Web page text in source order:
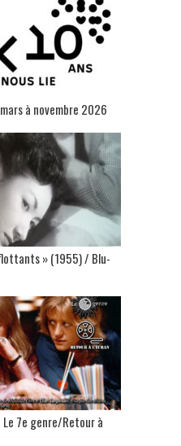
à novembre 2026
» (1955) / Blu-
7e genre/Retour à